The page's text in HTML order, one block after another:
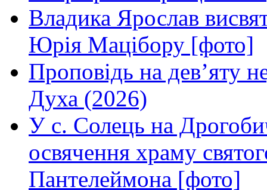
Владика Ярослав
Юрія Мацібору [фото]
Проповідь на дев’яту
Духа (2026)
У с. Солець на
освячення храму
Пантелеймона [фото]